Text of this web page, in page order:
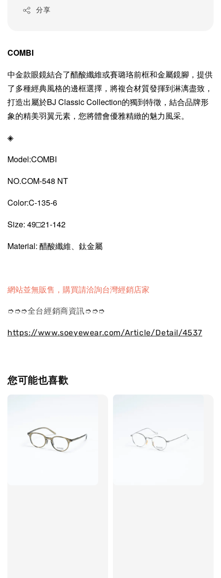
分享
COMBI
中金款眼鏡結合了醋酸纖維或賽璐珞前框和金屬鏡腳，提供
了多種經典風格的邊框選擇，將複合材質發揮到淋漓盡致，
打造出屬於BJ Classic Collection的獨到特徵，結合品牌形
象的精美羽翼元素，您將體會優雅精緻的魅力風采。
◈
Model:COMBI
NO.COM-548 NT
Color:C-135-6
Size: 49□21-142
Material: 醋酸纖維、鈦金屬
網站並無販售，購買請洽詢台灣經銷店家
➮➮➮全台經銷商資訊➮➮➮
https://www.soeyewear.com/Article/Detail/4537
您可能也喜歡